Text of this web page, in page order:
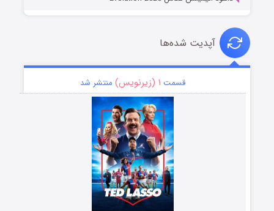
آپدیت شده‌ها
قسمت ۱ (زیرنویس) منتشر شد